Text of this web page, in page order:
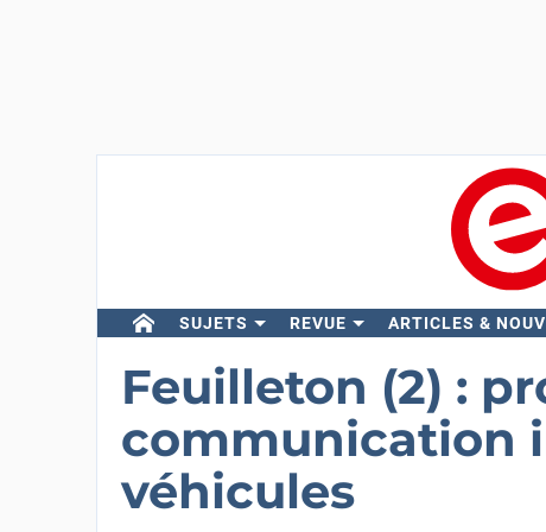
SUJETS REVUE ARTICLES &
Feuilleton (2) :
communication
véhicules